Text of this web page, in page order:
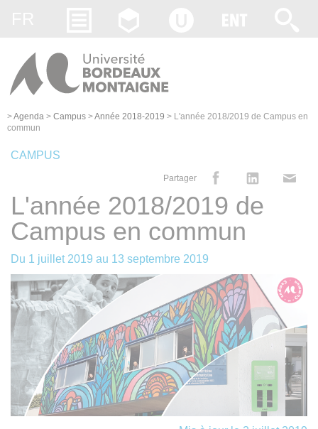
>Agenda > Campus >Année 2018-2019 > L'année 2018/2019 de Campus en
commun
CAMPUS
Partager
L'année 2018/2019 de
Campus en commun
Du 1 juillet 2019 au 13 septembre 2019